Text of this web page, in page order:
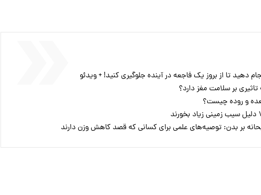
دهید تا از بروز یک فاجعه در آینده جلوگیری کنید! + ویدئو
بر سلامت مغز دارد؟
و روده چیست؟
بر بدن: توصیه‌های علمی برای کسانی که قصد کاهش وزن دارند